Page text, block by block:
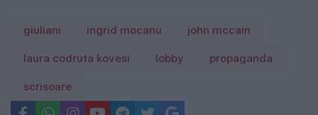
giuliani ingrid mocanu john mccain
laura codruta kovesi lobby propaganda
scrisoare